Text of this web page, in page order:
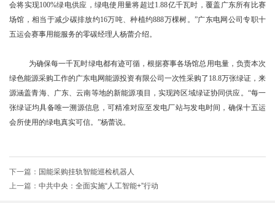
会将实现100%绿电供应，绿电使用量将超过1.88亿千瓦时，覆盖广东所有比赛
场馆，相当于减少碳排放约16万吨、种植约888万棵树。”广东电网公司专职十
五运会赛事用能服务的零碳经理人杨蕾介绍。
为确保每一千瓦时绿电都有迹可循，根据赛事各场馆总用电量，负责本次
绿色能源采购工作的广东电网能源投资有限公司一次性采购了18.8万张绿证，来
源涵盖青海、广东、云南等地的新能源项目，实现跨区域绿证协同供应。“每一
张绿证均具备唯一溯源信息，可精准对应至发电厂站与发电时间，确保十五运
会所使用的绿电真实可信。”杨蕾说。
下一篇： 国能采购挂轨智能巡检机器人
上一篇： 中共中央：全面实施“人工智能+”行动